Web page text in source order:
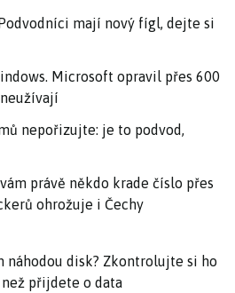
mají nový fígl, dejte si
Microsoft opravil přes 600
nepořizujte: je to podvod,
právě někdo krade číslo přes
ohrožuje i Čechy
náhodou disk? Zkontrolujte si ho
přijdete o data